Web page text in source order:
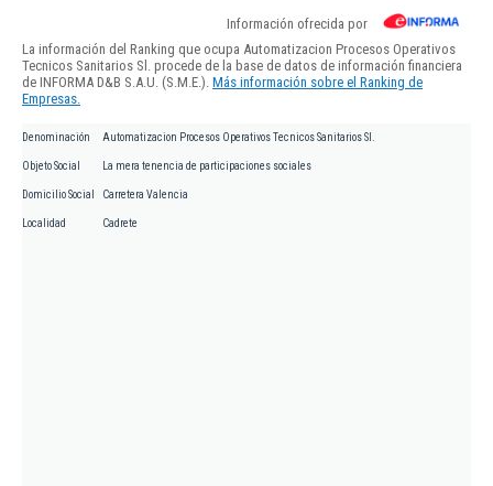
Información ofrecida por
La información del Ranking que ocupa Automatizacion Procesos Operativos
Tecnicos Sanitarios Sl. procede de la base de datos de información financiera
de INFORMA D&B S.A.U. (S.M.E.). Más información sobre el Ranking de
Empresas.
Denominación Automatizacion Procesos Operativos Tecnicos Sanitarios Sl.
Objeto Social La mera tenencia de participaciones sociales
Domicilio Social Carretera Valencia
Localidad Cadrete